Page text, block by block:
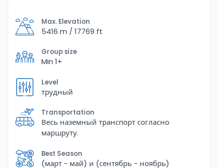
Max. Elevation
5416 m / 17769 ft
Group size
Min 1+
Level
трудный
Transportation
Весь наземный транспорт согласно
маршруту.
Best Season
(март - май) и (сентябрь - ноябрь)